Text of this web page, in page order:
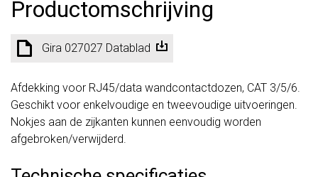
Productomschrijving
Gira 027027 Datablad
Afdekking voor RJ45/data wandcontactdozen, CAT 3/5/6.
Geschikt voor enkelvoudige en tweevoudige uitvoeringen.
Nokjes aan de zijkanten kunnen eenvoudig worden
afgebroken/verwijderd.